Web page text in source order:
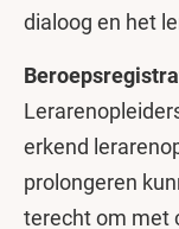
dialoog en het
erkend
prolongeren
terecht om met